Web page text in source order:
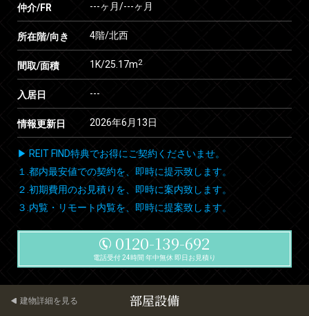
仲介/FR ---ヶ月/---ヶ月
所在階/向き 4階/北西
間取/面積 1K/25.17m2
入居日 ---
情報更新日 2026年6月13日
▶ REIT FIND特典でお得にご契約くださいませ。
１.都内最安値での契約を、即時に提示致します。
２.初期費用のお見積りを、即時に案内致します。
３.内覧・リモート内覧を、即時に提案致します。
0120-139-692
電話受付 24時間 年中無休 即日お見積り
部屋設備
建物詳細を見る